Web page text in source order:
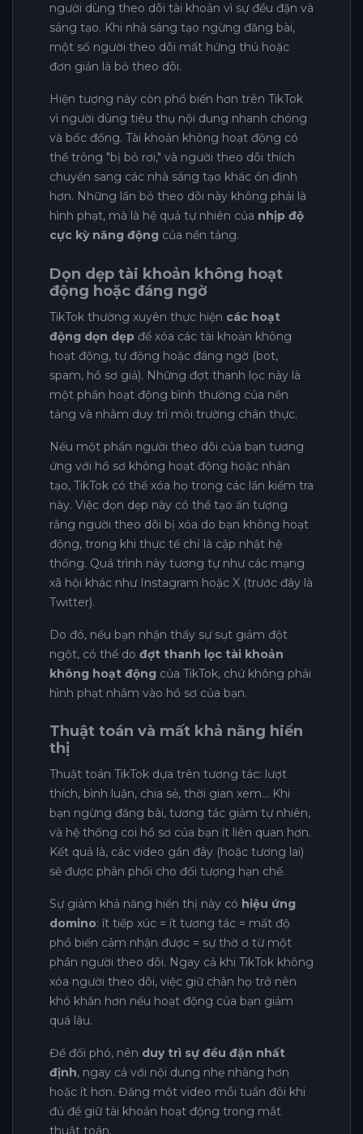
người dùng theo dõi tài khoản vì sự đều đặn và
sáng tạo. Khi nhà sáng tạo ngừng đăng bài,
một số người theo dõi mất hứng thú hoặc
đơn giản là bỏ theo dõi.
Hiện tượng này còn phổ biến hơn trên TikTok
vì người dùng tiêu thụ nội dung nhanh chóng
và bốc đồng. Tài khoản không hoạt động có
thể trông "bị bỏ rơi," và người theo dõi thích
chuyển sang các nhà sáng tạo khác ổn định
hơn. Những lần bỏ theo dõi này không phải là
hình phạt, mà là hệ quả tự nhiên của nhịp độ
cực kỳ năng động của nền tảng.
Dọn dẹp tài khoản không hoạt
động hoặc đáng ngờ
TikTok thường xuyên thực hiện các hoạt
động dọn dẹp để xóa các tài khoản không
hoạt động, tự động hoặc đáng ngờ (bot,
spam, hồ sơ giả). Những đợt thanh lọc này là
một phần hoạt động bình thường của nền
tảng và nhằm duy trì môi trường chân thực.
Nếu một phần người theo dõi của bạn tương
ứng với hồ sơ không hoạt động hoặc nhân
tạo, TikTok có thể xóa họ trong các lần kiểm tra
này. Việc dọn dẹp này có thể tạo ấn tượng
rằng người theo dõi bị xóa do bạn không hoạt
động, trong khi thực tế chỉ là cập nhật hệ
thống. Quá trình này tương tự như các mạng
xã hội khác như Instagram hoặc X (trước đây là
Twitter).
Do đó, nếu bạn nhận thấy sự sụt giảm đột
ngột, có thể do đợt thanh lọc tài khoản
không hoạt động của TikTok, chứ không phải
hình phạt nhắm vào hồ sơ của bạn.
Thuật toán và mất khả năng hiển
thị
Thuật toán TikTok dựa trên tương tác: lượt
thích, bình luận, chia sẻ, thời gian xem… Khi
bạn ngừng đăng bài, tương tác giảm tự nhiên,
và hệ thống coi hồ sơ của bạn ít liên quan hơn.
Kết quả là, các video gần đây (hoặc tương lai)
sẽ được phân phối cho đối tượng hạn chế.
Sự giảm khả năng hiển thị này có hiệu ứng
domino: ít tiếp xúc = ít tương tác = mất độ
phổ biến cảm nhận được = sự thờ ơ từ một
phần người theo dõi. Ngay cả khi TikTok không
xóa người theo dõi, việc giữ chân họ trở nên
khó khăn hơn nếu hoạt động của bạn giảm
quá lâu.
Để đối phó, nên duy trì sự đều đặn nhất
định, ngay cả với nội dung nhẹ nhàng hơn
hoặc ít hơn. Đăng một video mỗi tuần đôi khi
đủ để giữ tài khoản hoạt động trong mắt
thuật toán.